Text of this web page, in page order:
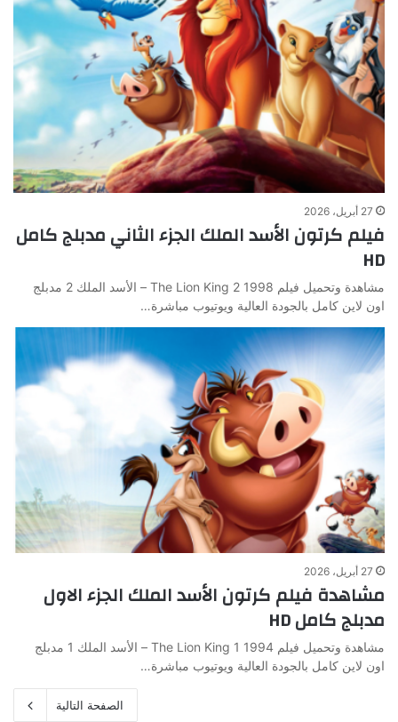
27 أبريل، 2026
فيلم كرتون الأسد الملك الجزء الثاني مدبلج كامل
HD
مشاهدة وتحميل فيلم The Lion King 2 1998 – الأسد الملك 2 مدبلج
اون لاين كامل بالجودة العالية ويوتيوب مباشرة…
27 أبريل، 2026
مشاهدة فيلم كرتون الأسد الملك الجزء الاول
مدبلج كامل HD
مشاهدة وتحميل فيلم The Lion King 1 1994 – الأسد الملك 1 مدبلج
اون لاين كامل بالجودة العالية ويوتيوب مباشرة…
الصفحة التالية